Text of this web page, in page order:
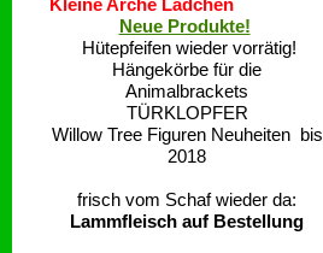
Kleine Arche Lädchen
Neue Produkte!
Hütepfeifen wieder vorrätig!
Hängekörbe für die
Animalbrackets
TÜRKLOPFER
Willow Tree Figuren Neuheiten bis
2018
frisch vom Schaf wieder da:
Lammfleisch auf Bestellung